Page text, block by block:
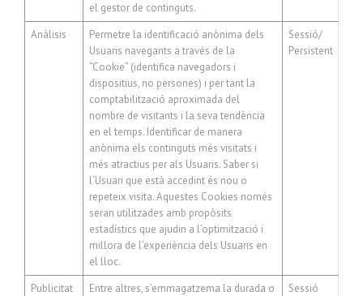
el gestor de continguts.
Anàlisis
Permetre la identificació anònima dels
Usuaris navegants a través de la
“Cookie” (identifica navegadors i
dispositius, no persones) i per tant la
comptabilització aproximada del
nombre de visitants i la seva tendència
en el temps. Identificar de manera
anònima els continguts més visitats i
més atractius per als Usuaris. Saber si
l’Usuari que està accedint és nou o
repeteix visita. Aquestes Cookies només
seran utilitzades amb propòsits
estadístics que ajudin a l’optimització i
millora de l’experiència dels Usuaris en
el lloc.
Sessió/
Persistent
Publicitat
Entre altres, s’emmagatzema la durada o
Sessió